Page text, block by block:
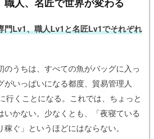
門Lv1、職人Lv1と名匠Lv1でそれぞれ
のうちは、すべての魚がバッグに入っ
がいっぱいになる都度、貿易管理人
行くことになる。これでは、ちょっと
いかない。少なくとも、「夜寝ている
ぐ」というほどにはならない。